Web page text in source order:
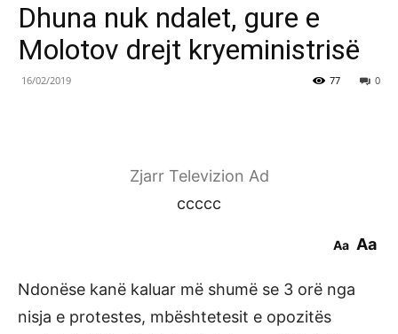
Dhuna nuk ndalet, gure e
Molotov drejt kryeministrisë
16/02/2019 0
77
Zjarr Televizion Ad
ccccc
Aa Aa
Ndonëse kanë kaluar më shumë se 3 orë nga
nisja e protestes, mbështetesit e opozitës